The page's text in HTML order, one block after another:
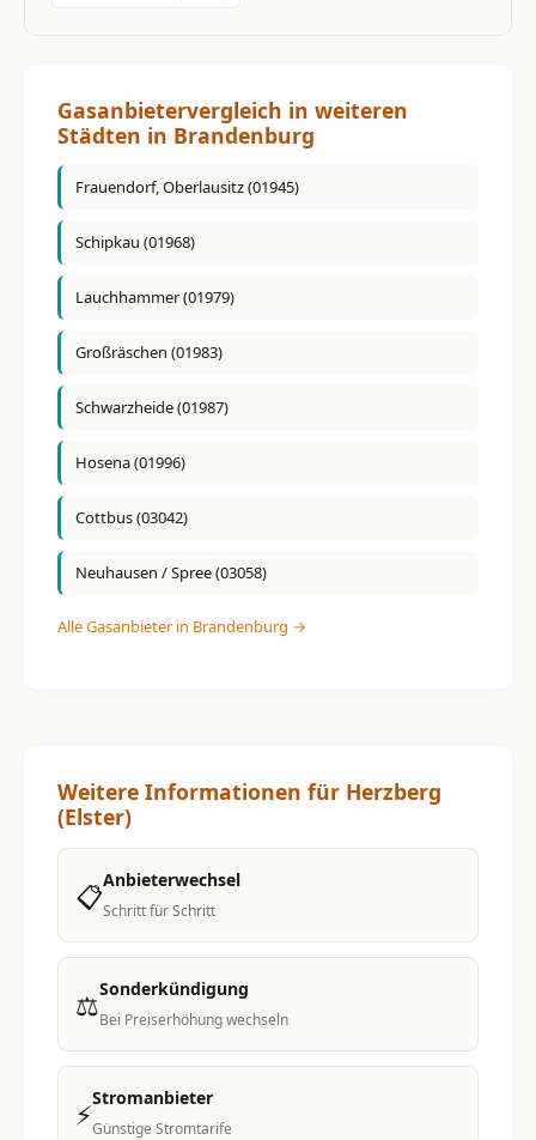
Gasanbietervergleich in weiteren
Städten in Brandenburg
Frauendorf, Oberlausitz (01945)
Schipkau (01968)
Lauchhammer (01979)
Großräschen (01983)
Schwarzheide (01987)
Hosena (01996)
Cottbus (03042)
Neuhausen / Spree (03058)
Alle Gasanbieter in Brandenburg →
Weitere Informationen für Herzberg
(Elster)
📋Anbieterwechsel
Schritt für Schritt
⚖️Sonderkündigung
Bei Preiserhöhung wechseln
⚡Stromanbieter
Günstige Stromtarife